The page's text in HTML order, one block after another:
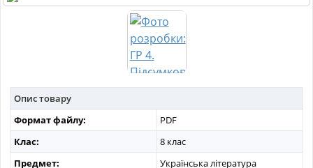
Опис товару
Формат файлу:
PDF
Клас:
8 клас
Предмет:
Українська література